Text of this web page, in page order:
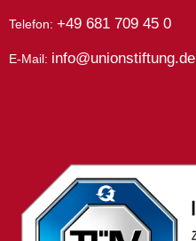
Telefon: +49 681 709 45 0
E-Mail: info@unionstiftung.de